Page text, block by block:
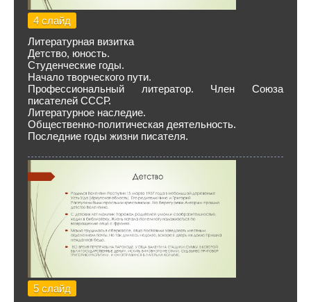
4 слайд
Литературная визитка
Детство, юность.
Студенческие годы.
Начало творческого пути.
Профессиональный литератор. Член Союза
писателей СССР.
Литературное наследие.
Общественно-политическая деятельность.
Последние годы жизни писателя.
5 слайд